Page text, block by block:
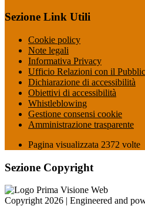
Sezione Link Utili
Cookie policy
Note legali
Informativa Privacy
Ufficio Relazioni con il
Dichiarazione di accessibilità
Obiettivi di accessibilità
Whistleblowing
Gestione consensi cookie
Amministrazione trasparente
Pagina visualizzata 2372 volte
Sezione Copyright
Copyright 2026 | Engineered and